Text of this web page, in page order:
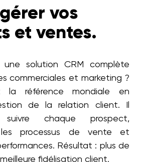
vos
et ventes.
une solution CRM complète
commerciales et marketing ?
la référence mondiale en
de la relation client. Il
chaque prospect,
les processus de vente et
Résultat : plus de
fidélisation client.